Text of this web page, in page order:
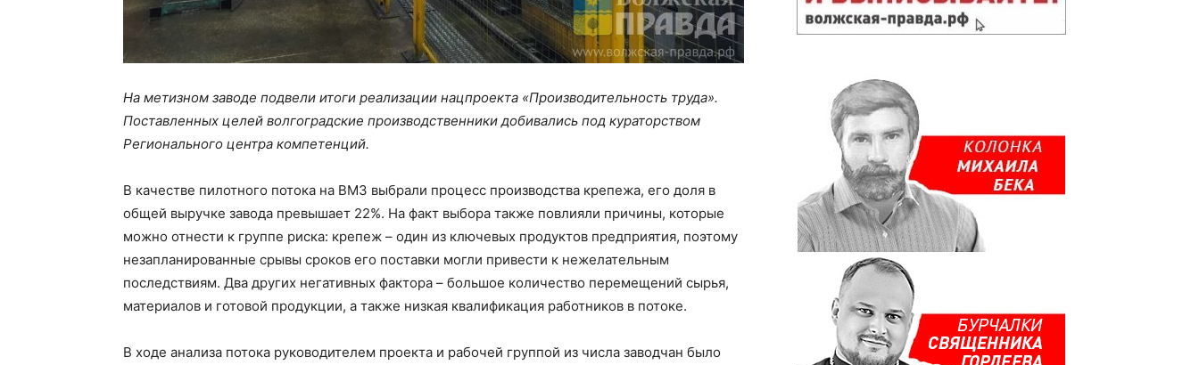
На метизном заводе подвели итоги реализации нацпроекта «Производительность труда».
Поставленных целей волгоградские производственники добивались под кураторством
Регионального центра компетенций.
В качестве пилотного потока на ВМЗ выбрали процесс производства крепежа, его доля в
общей выручке завода превышает 22%. На факт выбора также повлияли причины, которые
можно отнести к группе риска: крепеж – один из ключевых продуктов предприятия, поэтому
незапланированные срывы сроков его поставки могли привести к нежелательным
последствиям. Два других негативных фактора – большое количество перемещений сырья,
материалов и готовой продукции, а также низкая квалификация работников в потоке.
В ходе анализа потока руководителем проекта и рабочей группой из числа заводчан было